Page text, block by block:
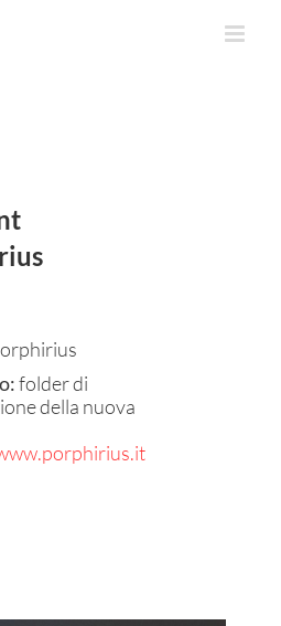
folder di
della nuova